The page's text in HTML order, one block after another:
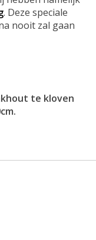
. Deze speciale
nooit zal gaan
te kloven